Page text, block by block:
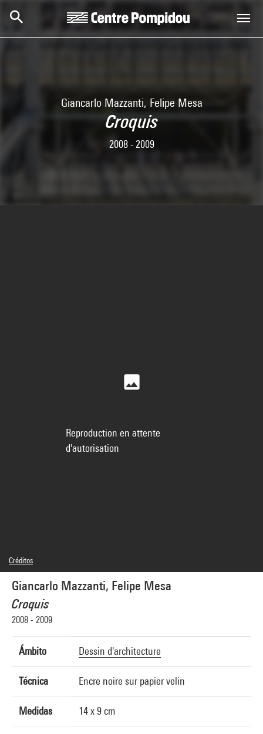
Giancarlo Mazzanti, Felipe Mesa
Croquis
2008 - 2009
Giancarlo Mazzanti, Felipe Mesa
Croquis
2008 - 2009
Ámbito Dessin d'architecture
Técnica Encre noire sur papier velin
Medidas 14 x 9 cm
Reproduction en attente
d'autorisation
Créditos
© Giancarlo Mazzanti, © droits réservés
Créditos fotográficos : Centre Pompidou, MNAM-CCI/Philippe Migeat/Dist.
Referencia de la imagen : 4N27849
Difusión de la imagen :